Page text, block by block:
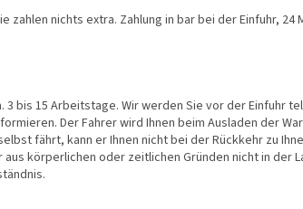
zahlen nichts extra. Zahlung in bar bei der Einfuhr, 24
bis 15 Arbeitstage. Wir werden Sie vor der Einfuhr
Der Fahrer wird Ihnen beim Ausladen der
fährt, kann er Ihnen nicht bei der Rückkehr zu
aus körperlichen oder zeitlichen Gründen nicht in der